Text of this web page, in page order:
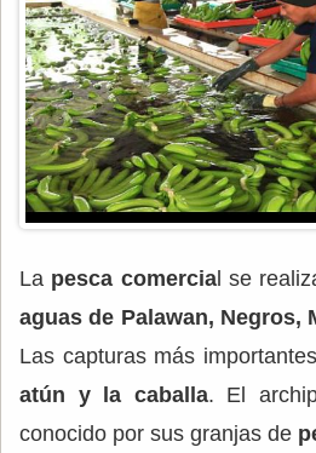
La pesca comercial se
aguas de Palawan, Negros,
Las capturas más
atún y la caballa. El
conocido por sus granjas de